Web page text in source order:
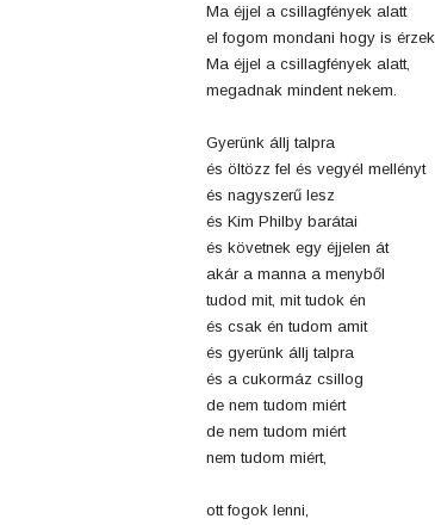
Ma éjjel a csillagfények alatt
el fogom mondani hogy is érzek
Ma éjjel a csillagfények alatt,
megadnak mindent nekem.
Gyerünk állj talpra
és öltözz fel és vegyél mellényt
és nagyszerű lesz
és Kim Philby barátai
és követnek egy éjjelen át
akár a manna a menyből
tudod mit, mit tudok én
és csak én tudom amit
és gyerünk állj talpra
és a cukormáz csillog
de nem tudom miért
de nem tudom miért
nem tudom miért,
ott fogok lenni,